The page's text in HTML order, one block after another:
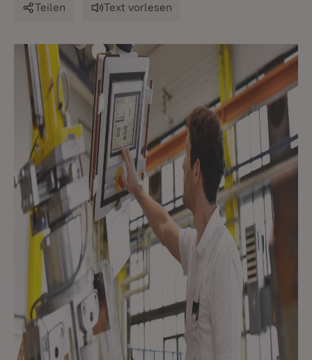
Teilen Text vorlesen